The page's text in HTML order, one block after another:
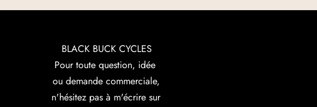
BLACK BUCK CYCLES
Pour toute question, idée
ou demande commerciale,
n'hésitez pas à m'écrire sur